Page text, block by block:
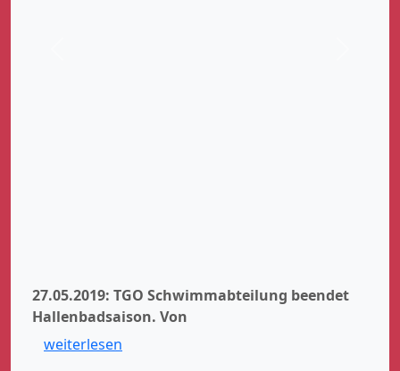
27.05.2019: TGO Schwimmabteilung beendet
Hallenbadsaison. Von
weiterlesen